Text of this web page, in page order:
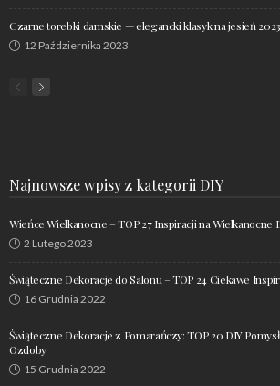
Czarne torebki damskie — elegancki klasyk na jesień 2023
12 Października 2023
Najnowsze wpisy z kategorii DIY
Wieńce Wielkanocne – TOP 27 Inspiracji na Wielkanocne
2 Lutego 2023
Świąteczne Dekoracje do Salonu – TOP 24 Ciekawe
16 Grudnia 2022
Świąteczne Dekoracje z Pomarańczy: TOP 20 DIY
Ozdoby
15 Grudnia 2022